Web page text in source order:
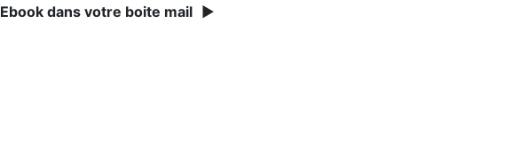
Ebook dans votre boite mail ►